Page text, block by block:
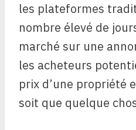
les plateformes
nombre élevé de
marché sur une
les acheteurs
prix d’une propriété
soit que quelque